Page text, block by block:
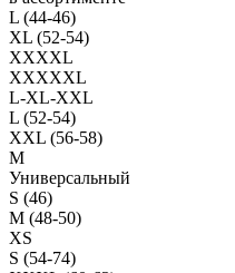
L (44-46)
XL (52-54)
XXXXL
XXXXXL
L-XL-XXL
L (52-54)
XXL (56-58)
M
Универсальный
S (46)
M (48-50)
XS
S (54-74)